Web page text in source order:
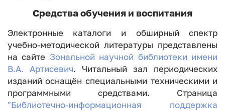
Средства обучения и воспитания
Электронные каталоги и обширный спектр
учебно-методической литературы представлены
на сайте Зональной научной библиотеки имени
В.А. Артисевич. Читальный зал периодических
изданий оснащён специальными техническими и
программными средствами. Страница
"Библиотечно-информационная поддержка